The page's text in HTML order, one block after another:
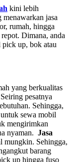
kini lebih
menawarkan jasa
rumah, hingga
Dimana, anda
up, bok atau
yang berkualitas
pesatnya
Sehingga,
sewa mobil
mengirimkan
nyaman. Jasa
mungkin. Sehingga,
barang
up hingga fuso